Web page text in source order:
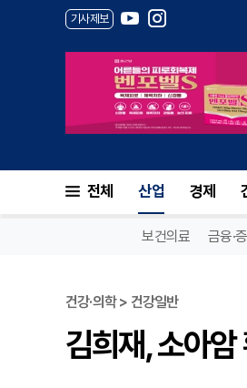
기사제보
전체 산업 경제
보건의료 금융·
건강·의학 > 건강일반
김희재, 소아암